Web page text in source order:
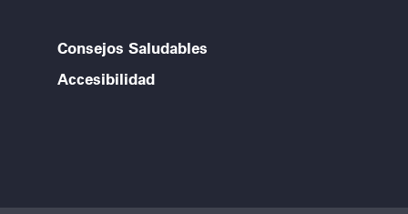
Consejos Saludables
Accesibilidad